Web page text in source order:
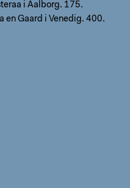
i Aalborg. 175.
en Gaard i Venedig. 400.